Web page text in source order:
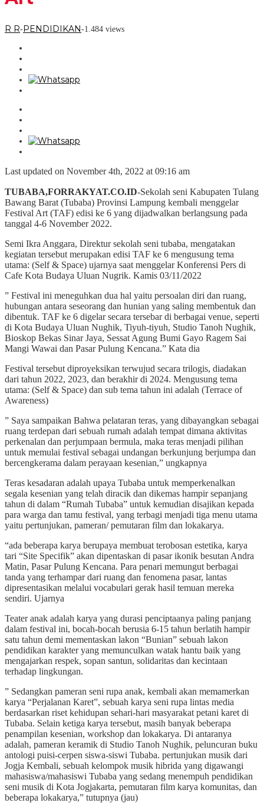
R R-PENDIDIKAN-1.484 views
Last updated on November 4th, 2022 at 09:16 am
TUBABA,FORRAKYAT.CO.ID-Sekolah seni Kabupaten Tulang
Bawang Barat (Tubaba) Provinsi Lampung kembali menggelar
Festival Art (TAF) edisi ke 6 yang dijadwalkan berlangsung pada
tanggal 4-6 November 2022.
Semi Ikra Anggara, Direktur sekolah seni tubaba, mengatakan
kegiatan tersebut merupakan edisi TAF ke 6 mengusung tema
utama: (Self & Space) ujarnya saat menggelar Konferensi Pers di
Cafe Kota Budaya Uluan Nugrik. Kamis 03/11/2022
” Festival ini meneguhkan dua hal yaitu persoalan diri dan ruang,
hubungan antara seseorang dan hunian yang saling membentuk dan
dibentuk. TAF ke 6 digelar secara tersebar di berbagai venue, seperti
di Kota Budaya Uluan Nughik, Tiyuh-tiyuh, Studio Tanoh Nughik,
Bioskop Bekas Sinar Jaya, Sessat Agung Bumi Gayo Ragem Sai
Mangi Wawai dan Pasar Pulung Kencana.” Kata dia
Festival tersebut diproyeksikan terwujud secara trilogis, diadakan
dari tahun 2022, 2023, dan berakhir di 2024. Mengusung tema
utama: (Self & Space) dan sub tema tahun ini adalah (Terrace of
Awareness)
” Saya sampaikan Bahwa pelataran teras, yang dibayangkan sebagai
ruang terdepan dari sebuah rumah adalah tempat dimana aktivitas
perkenalan dan perjumpaan bermula, maka teras menjadi pilihan
untuk memulai festival sebagai undangan berkunjung berjumpa dan
bercengkerama dalam perayaan kesenian,” ungkapnya
Teras kesadaran adalah upaya Tubaba untuk memperkenalkan
segala kesenian yang telah diracik dan dikemas hampir sepanjang
tahun di dalam “Rumah Tubaba” untuk kemudian disajikan kepada
para warga dan tamu festival, yang terbagi menjadi tiga menu utama
yaitu pertunjukan, pameran/ pemutaran film dan lokakarya.
“ada beberapa karya berupaya membuat terobosan estetika, karya
tari “Site Specifik” akan dipentaskan di pasar ikonik besutan Andra
Matin, Pasar Pulung Kencana. Para penari memungut berbagai
tanda yang terhampar dari ruang dan fenomena pasar, lantas
dipresentasikan melalui vocabulari gerak hasil temuan mereka
sendiri. Ujarnya
Teater anak adalah karya yang durasi penciptaanya paling panjang
dalam festival ini, bocah-bocah berusia 6-15 tahun berlatih hampir
satu tahun demi mementaskan lakon “Bunian” sebuah lakon
pendidikan karakter yang memunculkan watak hantu baik yang
mengajarkan respek, sopan santun, solidaritas dan kecintaan
terhadap lingkungan.
” Sedangkan pameran seni rupa anak, kembali akan memamerkan
karya “Perjalanan Karet”, sebuah karya seni rupa lintas media
berdasarkan riset kehidupan sehari-hari masyarakat petani karet di
Tubaba. Selain ketiga karya tersebut, masih banyak beberapa
penampilan kesenian, workshop dan lokakarya. Di antaranya
adalah, pameran keramik di Studio Tanoh Nughik, peluncuran buku
antologi puisi-cerpen siswa-siswi Tubaba. pertunjukan musik dari
Jogja Kembali, sebuah kelompok musik hibrida yang digawangi
mahasiswa/mahasiswi Tubaba yang sedang menempuh pendidikan
seni musik di Kota Jogjakarta, pemutaran film karya komunitas, dan
beberapa lokakarya,” tutupnya (jau)